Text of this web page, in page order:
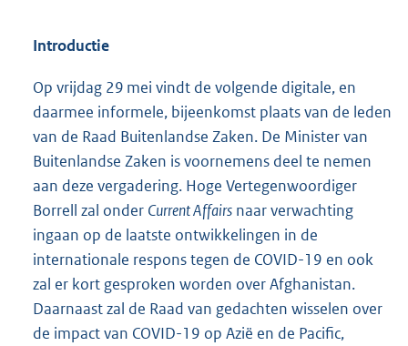
Introductie
Op vrijdag 29 mei vindt de volgende digitale, en
daarmee informele, bijeenkomst plaats van de leden
van de Raad Buitenlandse Zaken. De Minister van
Buitenlandse Zaken is voornemens deel te nemen
aan deze vergadering. Hoge Vertegenwoordiger
Borrell zal onder Current Affairs naar verwachting
ingaan op de laatste ontwikkelingen in de
internationale respons tegen de COVID-19 en ook
zal er kort gesproken worden over Afghanistan.
Daarnaast zal de Raad van gedachten wisselen over
de impact van COVID-19 op Azië en de Pacific,